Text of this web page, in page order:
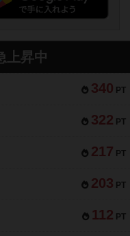
上昇中
340 PT
322 PT
217 PT
203 PT
112 PT